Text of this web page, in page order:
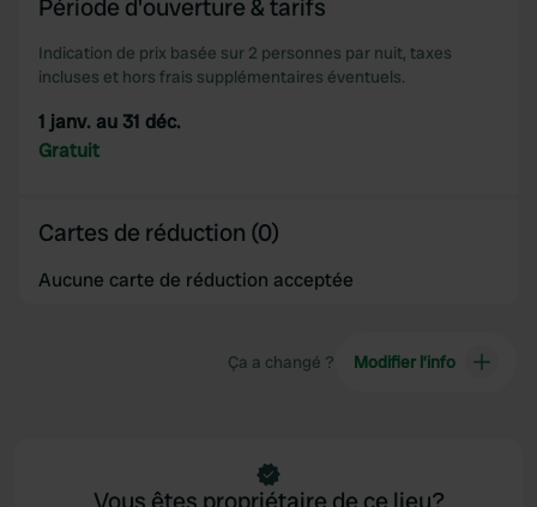
Période d'ouverture & tarifs
Indication de prix basée sur 2 personnes par nuit, taxes
incluses et hors frais supplémentaires éventuels.
1 janv. au 31 déc.
Gratuit
Cartes de réduction (0)
Aucune carte de réduction acceptée
Ça a changé ? Modifier l’info